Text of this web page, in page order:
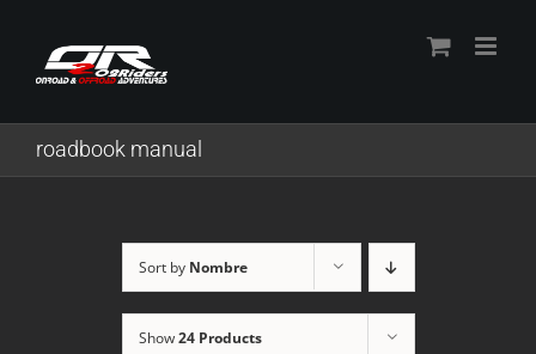
content
roadbook manual
Sort by Nombre
Show24 Products